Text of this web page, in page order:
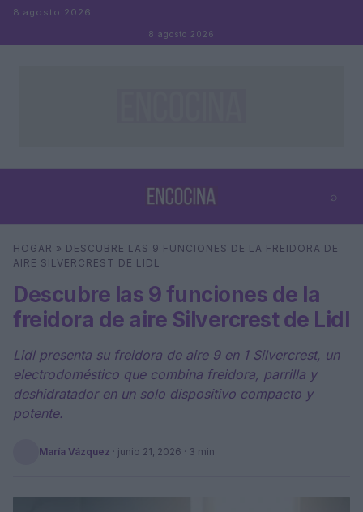
Saltar al contenido
8 agosto 2026
8 agosto 2026
⌕
Buscar ⌕ ×
HOGAR » DESCUBRE LAS 9 FUNCIONES DE LA FREIDORA DE
AIRE SILVERCREST DE LIDL
Descubre las 9 funciones de la
freidora de aire Silvercrest de Lidl
Lidl presenta su freidora de aire 9 en 1 Silvercrest, un
electrodoméstico que combina freidora, parrilla y
deshidratador en un solo dispositivo compacto y
potente.
María Vázquez · junio 21, 2026 · 3 min